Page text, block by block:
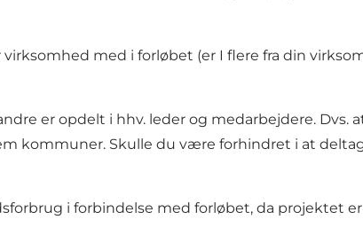
med i forløbet (er I flere fra din
er opdelt i hhv. leder og medarbejdere.
kommuner. Skulle du være forhindret i at
i forbindelse med forløbet, da projektet